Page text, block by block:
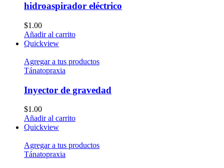
hidroaspirador eléctrico
$1.00
Añadir al carrito
Quickview
Agregar a tus productos
Tánatopraxia
Inyector de gravedad
$1.00
Añadir al carrito
Quickview
Agregar a tus productos
Tánatopraxia